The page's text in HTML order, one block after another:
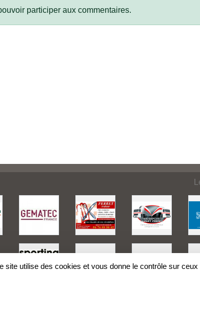
participer aux commentaires.
site utilise des cookies et vous donne le contrôle sur